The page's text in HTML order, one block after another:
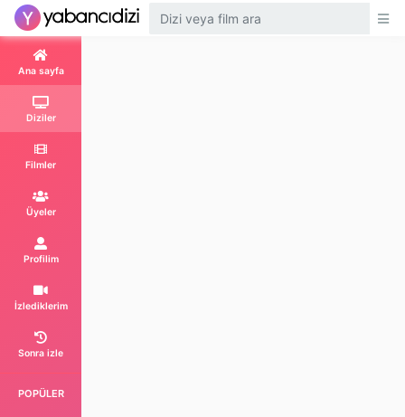
Ana sayfa
Diziler
Filmler
Üyeler
Profilim
İzlediklerim
Sonra izle
POPÜLER
1. Sezon 2. Bölüm